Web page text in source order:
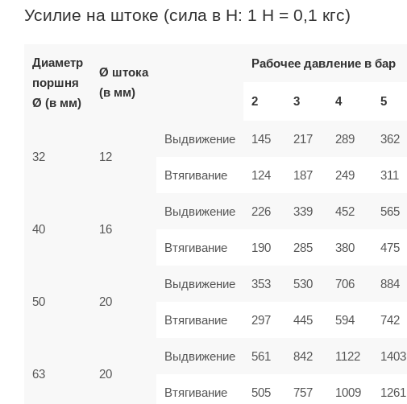
Усилие на штоке (сила в Н: 1 Н = 0,1 кгс)
Диаметр
поршня
Ø (в мм)
Ø штока
(в мм)
Рабочее давление в бар
2 3 4 5
32 12
Выдвижение 145 217 289 362
Втягивание 124 187 249 311
40 16
Выдвижение 226 339 452 565
Втягивание 190 285 380 475
50 20
Выдвижение 353 530 706 884
Втягивание 297 445 594 742
63 20
Выдвижение 561 842 1122 1403
Втягивание 505 757 1009 1261